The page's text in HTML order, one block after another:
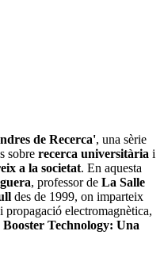
de Recerca', una sèrie
sobre recerca universitària i
a la societat. En aquesta
, professor de La Salle
des de 1999, on imparteix
propagació electromagnètica,
Technology: Una